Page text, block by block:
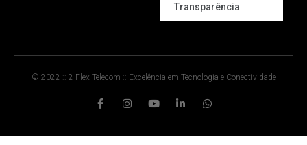
Transparência
© 2022 :: 2 Flex Telecom :: Excelência em Tecnologia e Conectividade